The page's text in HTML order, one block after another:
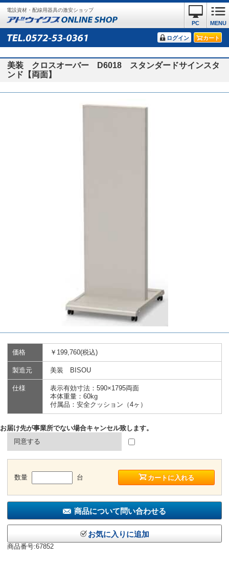
電設資材・配線用器具の激安ショップ
MENU
PC
ログイン カート
美装 クロスオーバー D6018 スタンダードサインスタ
ンド【両面】
価格 ￥199,760(税込)
製造元 美装 BISOU
仕様
表示有効寸法：590×1795両面
本体重量：60kg
付属品：安全クッション（4ヶ）
お届け先が事業所でない場合キャンセル致します。
同意する
数量 台 カートに入れる
商品について問い合わせる
お気に入りに追加
商品番号:67852